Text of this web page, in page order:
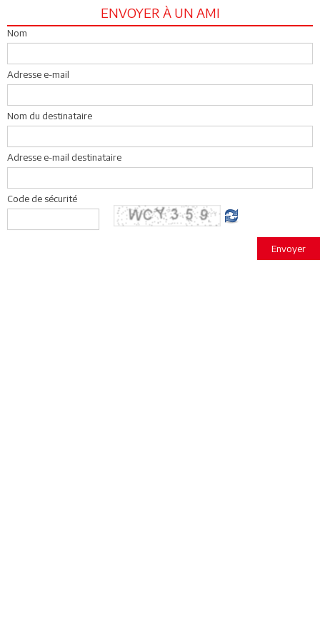
ENVOYER À UN AMI
Nom
Adresse e-mail
Nom du destinataire
Adresse e-mail destinataire
Code de sécurité
Envoyer